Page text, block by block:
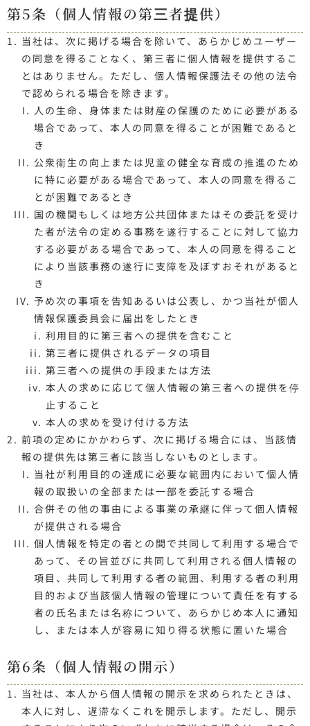
第5条（個人情報の第三者提供）
当社は、次に掲げる場合を除いて、あらかじめユーザー
の同意を得ることなく、第三者に個人情報を提供するこ
とはありません。ただし、個人情報保護法その他の法令
で認められる場合を除きます。
人の生命、身体または財産の保護のために必要がある
場合であって、本人の同意を得ることが困難であると
き
公衆衛生の向上または児童の健全な育成の推進のため
に特に必要がある場合であって、本人の同意を得るこ
とが困難であるとき
国の機関もしくは地方公共団体またはその委託を受け
た者が法令の定める事務を遂行することに対して協力
する必要がある場合であって、本人の同意を得ること
により当該事務の遂行に支障を及ぼすおそれがあると
き
予め次の事項を告知あるいは公表し、かつ当社が個人
情報保護委員会に届出をしたとき
利用目的に第三者への提供を含むこと
第三者に提供されるデータの項目
第三者への提供の手段または方法
本人の求めに応じて個人情報の第三者への提供を停
止すること
本人の求めを受け付ける方法
前項の定めにかかわらず、次に掲げる場合には、当該情
報の提供先は第三者に該当しないものとします。
当社が利用目的の達成に必要な範囲内において個人情
報の取扱いの全部または一部を委託する場合
合併その他の事由による事業の承継に伴って個人情報
が提供される場合
個人情報を特定の者との間で共同して利用する場合で
あって、その旨並びに共同して利用される個人情報の
項目、共同して利用する者の範囲、利用する者の利用
目的および当該個人情報の管理について責任を有する
者の氏名または名称について、あらかじめ本人に通知
し、または本人が容易に知り得る状態に置いた場合
第6条（個人情報の開示）
当社は、本人から個人情報の開示を求められたときは、
本人に対し、遅滞なくこれを開示します。ただし、開示